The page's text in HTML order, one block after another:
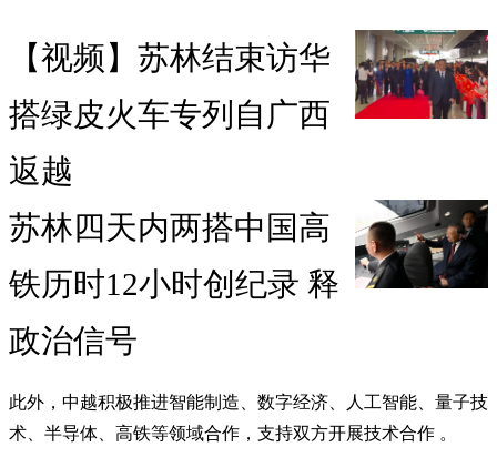
【视频】苏林结束访华
搭绿皮火车专列自广西
返越
苏林四天内两搭中国高
铁历时12小时创纪录 释
政治信号
此外，中越积极推进智能制造、数字经济、人工智能、量子技
术、半导体、高铁等领域合作，支持双方开展技术合作 。